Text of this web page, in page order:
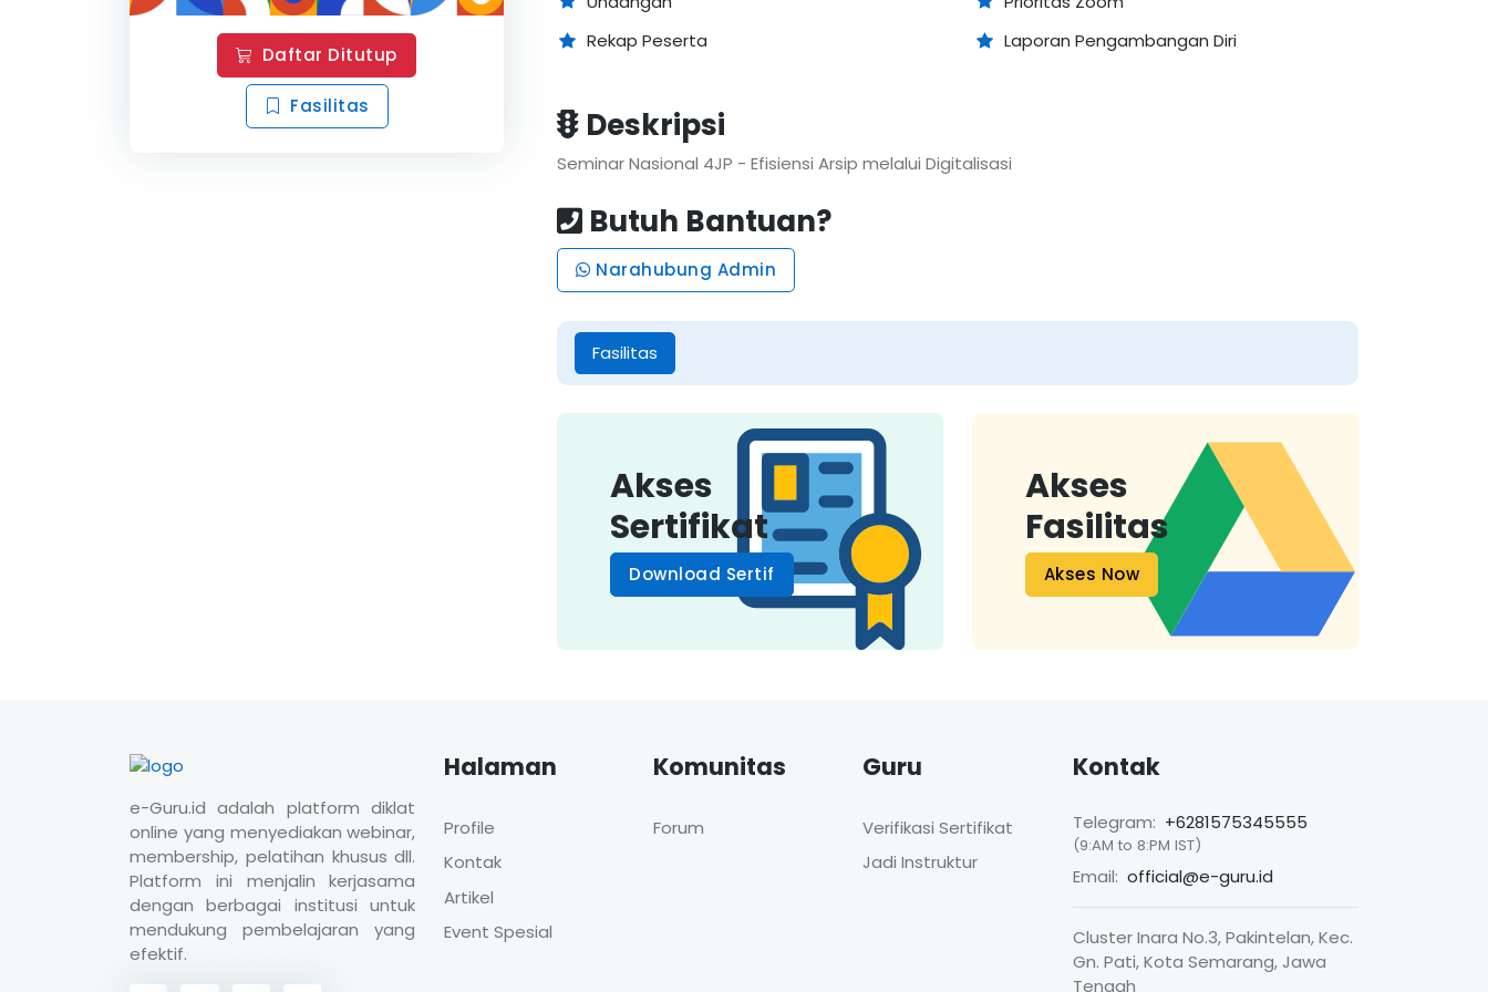
Daftar Ditutup
Fasilitas
Rekap Peserta
Laporan Pengambangan Diri
Deskripsi
Seminar Nasional 4JP - Efisiensi Arsip melalui Digitalisasi
Butuh Bantuan?
Narahubung Admin
Fasilitas
Akses
Sertifikat
Download Sertif
Akses
Fasilitas
Akses Now
e-Guru.id adalah platform diklat
online yang menyediakan webinar,
membership, pelatihan khusus dll.
Platform ini menjalin kerjasama
dengan berbagai institusi untuk
mendukung pembelajaran yang
efektif.
Halaman
Profile
Kontak
Artikel
Event Spesial
Komunitas
Forum
Guru
Verifikasi Sertifikat
Jadi Instruktur
Kontak
Telegram: +6281575345555
(9:AM to 8:PM IST)
Email: official@e-guru.id
Cluster Inara No.3, Pakintelan, Kec.
Gn. Pati, Kota Semarang, Jawa
Tengah